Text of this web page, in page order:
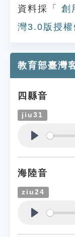
資料採「
創
灣3.0版授權
教育部臺灣
四縣音
jiu31
海陸音
ziu24